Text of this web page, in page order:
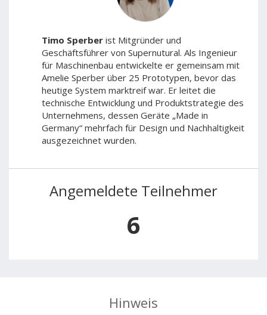
Timo Sperber ist Mitgründer und
Geschäftsführer von Supernutural. Als Ingenieur
für Maschinenbau entwickelte er gemeinsam mit
Amelie Sperber über 25 Prototypen, bevor das
heutige System marktreif war. Er leitet die
technische Entwicklung und Produktstrategie des
Unternehmens, dessen Geräte „Made in
Germany“ mehrfach für Design und Nachhaltigkeit
ausgezeichnet wurden.
Angemeldete Teilnehmer
6
Hinweis